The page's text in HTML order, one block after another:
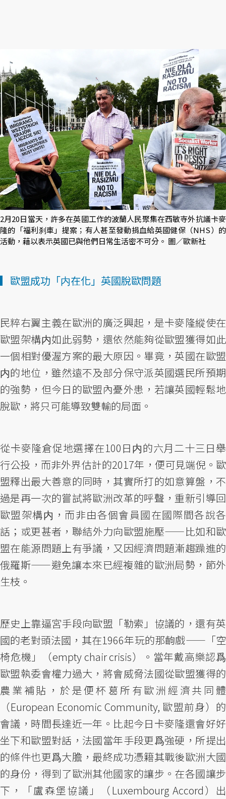
2月20日當天，許多在英國工作的波蘭人民聚集在西敏寺外抗議卡麥
隆的「福利刹車」提案；有人甚至發動捐血給英國健保（NHS）的
活動，藉以表示英國已與他們日常生活密不可分。 圖／歐新社
▎歐盟成功「内在化」英國脫歐問題
民粹右翼主義在歐洲的廣泛興起，是卡麥隆縱使在
歐盟架構内如此弱勢，還依然能夠從歐盟獲得如此
一個相對優渥方案的最大原因。畢竟，英國在歐盟
内的地位，雖然遠不及部分保守派英國選民所預期
的強勢，但今日的歐盟內憂外患，若讓英國輕鬆地
脫歐，將只可能導致雙輸的局面。
從卡麥隆倉促地選擇在100日内的六月二十三日舉
行公投，而非外界估計的2017年，便可見端倪。歐
盟釋出最大善意的同時，其實所打的如意算盤，不
過是再一次的嘗試將歐洲改革的呼聲，重新引導回
歐盟架構内，而非由各個會員國在國際間各說各
話；或更甚者，聯結外力向歐盟施壓——比如和歐
盟在能源問題上有爭議，又因經濟問題漸趨躁進的
俄羅斯——避免讓本來已經複雜的歐洲局勢，節外
生枝。
歷史上靠逼宮手段向歐盟「勒索」協議的，還有英
國的老對頭法國，其在1966年玩的那齣戲——「空
椅危機」（empty chair crisis）。當年戴高樂認爲
歐盟執委會權力過大，將會威脅法國從歐盟獲得的
農業補貼，於是便杯葛所有歐洲經濟共同體
（European Economic Community, 歐盟前身）的
會議，時間長達近一年。比起今日卡麥隆還會好好
坐下和歐盟對話，法國當年手段更爲強硬，所提出
的條件也更爲大膽，最終成功憑籍其戰後歐洲大國
的身份，得到了歐洲其他國家的讓步。在各國讓步
下，「盧森堡協議」（Luxembourg Accord）出